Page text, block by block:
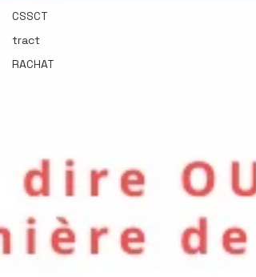
CSSCT
tract
RACHAT